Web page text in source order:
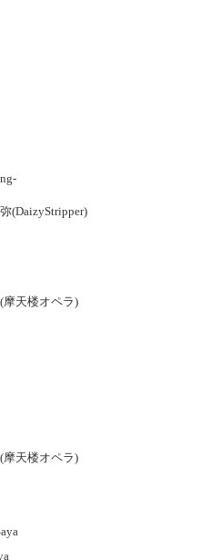
(DaizyStripper)
(摩天楼オペラ)
(摩天楼オペラ)